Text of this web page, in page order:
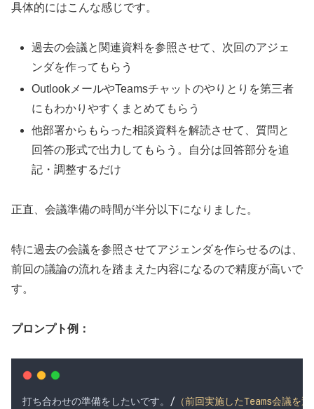
具体的にはこんな感じです。
過去の会議と関連資料を参照させて、次回のアジェ
ンダを作ってもらう
OutlookメールやTeamsチャットのやりとりを第三者
にもわかりやすくまとめてもらう
他部署からもらった相談資料を解読させて、質問と
回答の形式で出力してもらう。自分は回答部分を追
記・調整するだけ
正直、会議準備の時間が半分以下になりました。
特に過去の会議を参照させてアジェンダを作らせるのは、
前回の議論の流れを踏まえた内容になるので精度が高いで
す。
プロンプト例：
打ち合わせの準備をしたいです。 / （前回実施したTeams会議を